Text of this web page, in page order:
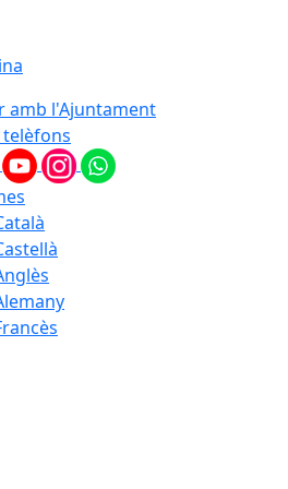
amb l'Ajuntament
telèfons